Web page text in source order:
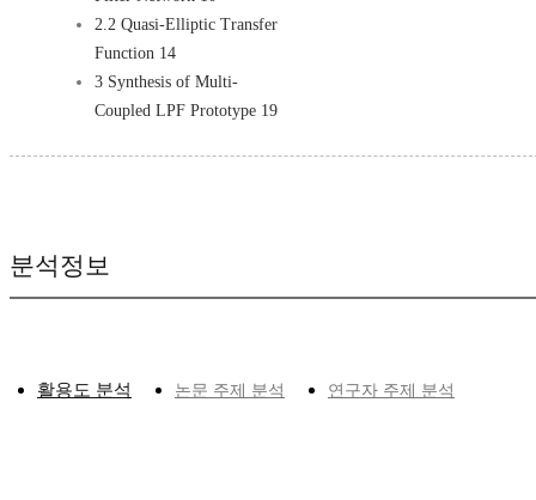
2.2 Quasi-Elliptic Transfer
Function 14
3 Synthesis of Multi-
Coupled LPF Prototype 19
분석정보
활용도 분석 논문 주제 분석 연구자 주제 분석